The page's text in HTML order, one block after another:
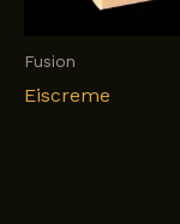
Fusion
Eiscreme